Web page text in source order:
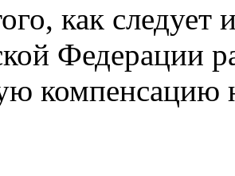
как следует
Федерации
компенсацию